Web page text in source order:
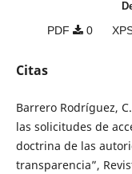
PDF 0
Citas
Barrero Rodríguez,
las solicitudes de
doctrina de las
transparencia”,